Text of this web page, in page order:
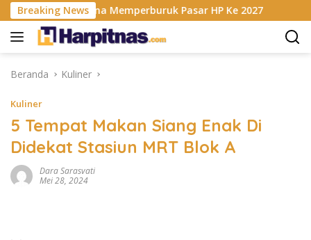
Langsung
ke
konten
Breaking News
Berencana Memperburuk Pasar HP Ke 2027
Beranda Kuliner
Kuliner
5 Tempat Makan Siang Enak Di
Didekat Stasiun MRT Blok A
Dara Sarasvati
Mei 28, 2024